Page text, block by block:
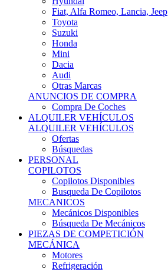
Fiat, Alfa Romeo, Lancia, Jeep
Toyota
Suzuki
Honda
Mini
Dacia
Audi
Otras Marcas
ANUNCIOS DE COMPRA
Compra De Coches
ALQUILER VEHÍCULOS
ALQUILER VEHÍCULOS
Ofertas
Búsquedas
PERSONAL
COPILOTOS
Copilotos Disponibles
Busqueda De Copilotos
MECANICOS
Mecánicos Disponibles
Búsqueda De Mecánicos
PIEZAS DE COMPETICIÓN
MECÁNICA
Motores
Refrigeración